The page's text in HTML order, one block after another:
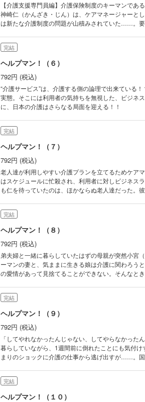
【介護支援専門員編】介護保険制度のキーマンで
神崎仁（かんざき・じん）は、ケアマネージャーと
は新たな介護制度の問題が山積みされていた……。
完結
ヘルプマン！（６）
792円 (税込)
“介護サービス”は、介護する側の論理で出来ている
実態。そこには利用者の気持ちを無視した、ビジネ
に、日本の介護はさらなる局面を迎える！！
完結
ヘルプマン！（７）
792円 (税込)
老人達が利用しやすい介護プランを立てるためケア
はスケジュールに忙殺され、利用者に対しビジネス
も仁を待っていたのは、ほかならぬ老人達だった。
完結
ヘルプマン！（８）
792円 (税込)
弟夫婦と一緒に暮らしていたはずの母親が突然小宮
ーマンの妻と、気ままに生きる娘は介護に関わろう
の愛情があって見捨てることができない。そんなと
い現実もあった。
完結
ヘルプマン！（９）
792円 (税込)
「してやれなかったんじゃない、してやらなかっ
暮らしていながら、1週間前に倒れたことにも気付
まりのショックに介護の仕事から逃げ出すが……。
完結
ヘルプマン！（１０）